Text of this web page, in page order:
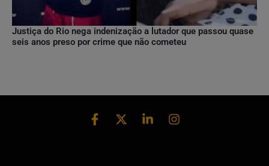
Justiça do Rio nega indenização a lutador que passou quase
seis anos preso por crime que não cometeu